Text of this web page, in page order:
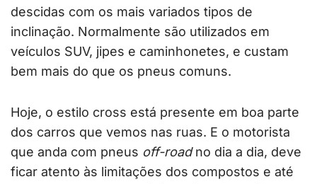
descidas com os mais variados tipos de
inclinação. Normalmente são utilizados em
veículos SUV, jipes e caminhonetes, e custam
bem mais do que os pneus comuns.
Hoje, o estilo cross está presente em boa parte
dos carros que vemos nas ruas. E o motorista
que anda com pneus off-roadno dia a dia, deve
ficar atento às limitações dos compostos e até